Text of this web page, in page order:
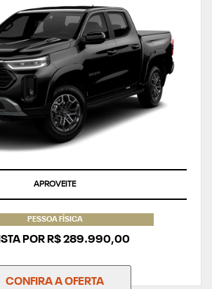
APROVEITE
PESSOA FÍSICA
POR R$ 289.990,00
CONFIRA A OFERTA